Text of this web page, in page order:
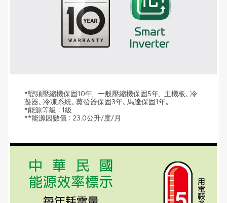
*變頻壓縮機保固10年，一般壓縮機保固5年，主機板、冷
凝器、冷凍系統、蒸發器保固3年、馬達保固1年。
*能源等級：1級
**能源因數值：23.0公升/度/月